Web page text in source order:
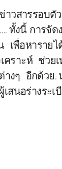
าวสารรอบตั
ทั้งนี้ การจัด
เพื่อหารายไ
คราะห์ ช่วย
างๆ อีกด้วย.
สนอร่างระเ